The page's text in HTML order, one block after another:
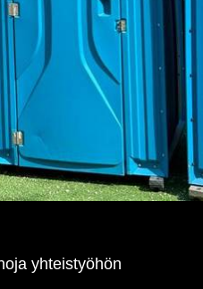
yhteistyöhön